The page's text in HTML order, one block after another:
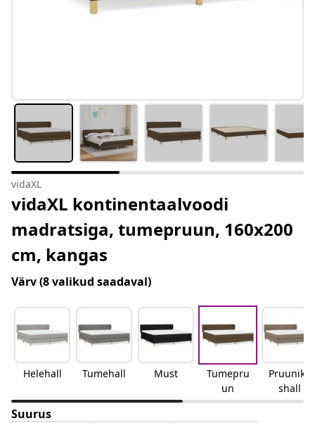
vidaXL
vidaXL kontinentaalvoodi
madratsiga, tumepruun, 160x200
cm, kangas
Värv(8 valikud saadaval)
Helehall Tumehall Must
Tumepru
un
Pruunika
shall
Suurus